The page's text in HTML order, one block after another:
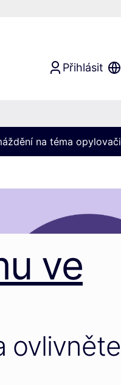
Přihlásit
na téma opylovači
ve
ovlivněte